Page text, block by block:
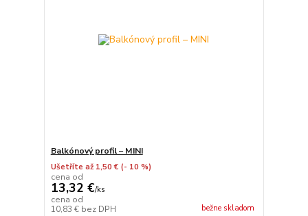
Balkónový profil – MINI
Ušetříte až 1,50 € (- 10 %)
cena od
13,32 €/ks
cena od
10,83 € bez DPH bežne skladom